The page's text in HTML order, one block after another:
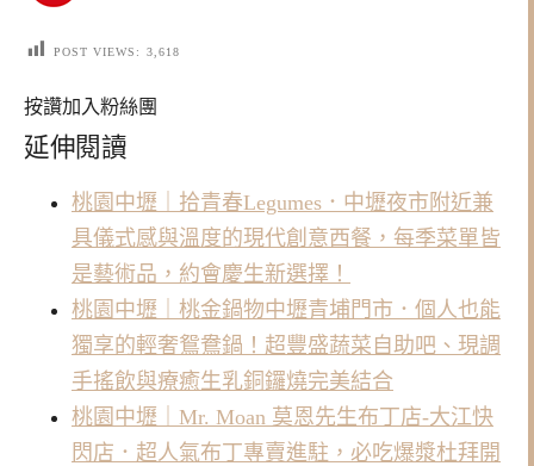
POST VIEWS: 3,618
按讚加入粉絲團
延伸閱讀
桃園中壢｜拾青春Legumes．中壢夜市附近兼
具儀式感與溫度的現代創意西餐，每季菜單皆
是藝術品，約會慶生新選擇！
桃園中壢｜桃金鍋物中壢青埔門市．個人也能
獨享的輕奢鴛鴦鍋！超豐盛蔬菜自助吧、現調
手搖飲與療癒生乳銅鑼燒完美結合
桃園中壢｜Mr. Moan 莫恩先生布丁店-大江快
閃店．超人氣布丁專賣進駐，必吃爆漿杜拜開